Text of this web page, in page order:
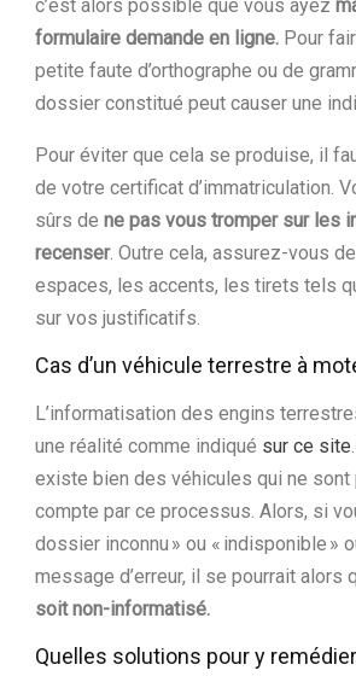
c’est alors possible que vous ayez
formulaire demande en ligne. Pour
petite faute d’orthographe ou de
dossier constitué peut causer une
Pour éviter que cela se produise, il
de votre certificat d’immatriculation.
sûrs de ne pas vous tromper sur les
recenser. Outre cela, assurez-vous
espaces, les accents, les tirets tels
sur vos justificatifs.
Cas d’un véhicule terrestre à
L’informatisation des engins
une réalité comme indiqué sur ce site
existe bien des véhicules qui ne sont
compte par ce processus. Alors, si
dossier inconnu » ou « indisponible »
message d’erreur, il se pourrait alors
soit non-informatisé.
Quelles solutions pour y remédier